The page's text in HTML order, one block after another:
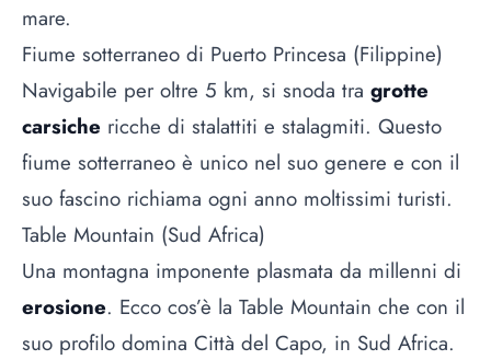
mare.
Fiume sotterraneo di Puerto Princesa (Filippine)
Navigabile per oltre 5 km, si snoda tra grotte
carsiche ricche di stalattiti e stalagmiti. Questo
fiume sotterraneo è unico nel suo genere e con il
suo fascino richiama ogni anno moltissimi turisti.
Table Mountain (Sud Africa)
Una montagna imponente plasmata da millenni di
erosione. Ecco cos’è la Table Mountain che con il
suo profilo domina Città del Capo, in Sud Africa.